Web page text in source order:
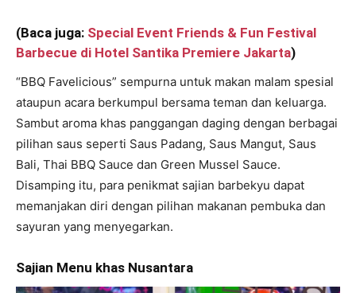
(Baca juga: Special Event Friends & Fun Festival
Barbecue di Hotel Santika Premiere Jakarta)
“BBQ Favelicious” sempurna untuk makan malam spesial
ataupun acara berkumpul bersama teman dan keluarga.
Sambut aroma khas panggangan daging dengan berbagai
pilihan saus seperti Saus Padang, Saus Mangut, Saus
Bali, Thai BBQ Sauce dan Green Mussel Sauce.
Disamping itu, para penikmat sajian barbekyu dapat
memanjakan diri dengan pilihan makanan pembuka dan
sayuran yang menyegarkan.
Sajian Menu khas Nusantara